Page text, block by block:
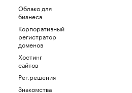
Облако для
бизнеса
Корпоративный
регистратор
доменов
Хостинг
сайтов
Рег.решения
Знакомства